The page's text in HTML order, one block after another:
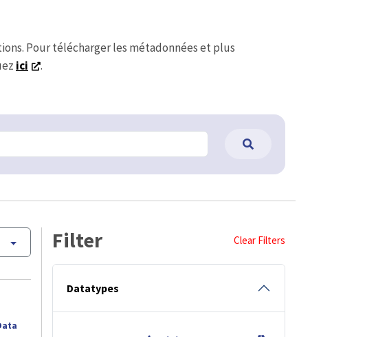
Pour télécharger les métadonnées et plus
ici .
Filter Clear Filters
Datatypes